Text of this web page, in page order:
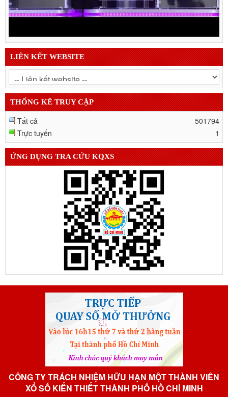
LIÊN KẾT WEBSITE
THỐNG KÊ TRUY CẬP
Tất cả
501794
Trực tuyến
1
ỨNG DỤNG TRA CỨU KQXS
CÔNG TY TRÁCH NHIỆM HỮU HẠN MỘT THÀNH VIÊN
XỔ SỐ KIẾN THIẾT THÀNH PHỐ HỒ CHÍ MINH